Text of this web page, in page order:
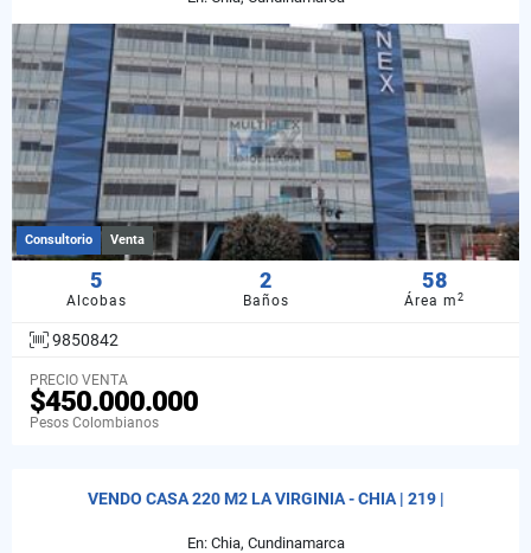
Consultorio Venta
5
Alcobas
2
Baños
58
Área m2
9850842
PRECIO VENTA
$450.000.000
Pesos Colombianos
VENDO CASA 220 M2 LA VIRGINIA - CHIA | 219 |
En: Chia, Cundinamarca